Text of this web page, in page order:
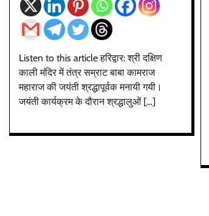
Listen to this article हरिद्वार: श्री दक्षिण
काली मंदिर में तंत्र सम्राट बाबा कामराज
महाराज की जयंती श्रद्धापूर्वक मनायी गयी।
जयंती कार्यक्रम के दौरान श्रद्धालुओं […]